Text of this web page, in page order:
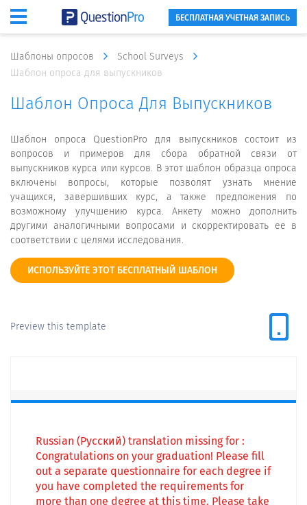
БЕСПЛАТНАЯ УЧЕТНАЯ ЗАПИСЬ
Шаблоны опросов
School Surveys
Шаблон опроса для выпускников
Шаблон Опроса Для Выпускников
Шаблон опроса QuestionPro для выпускников состоит из
вопросов и примеров для сбора обратной связи от
выпускников курса или курсов. В этот шаблон образца опроса
включены вопросы, которые позволят узнать мнение
учащихся, завершивших курс, а также предложения по
возможному улучшению курса. Анкету можно дополнить
другими аналогичными вопросами и скорректировать ее в
соответствии с целями исследования.
ИСПОЛЬЗУЙТЕ ЭТОТ БЕСПЛАТНЫЙ ШАБЛОН
Preview this template